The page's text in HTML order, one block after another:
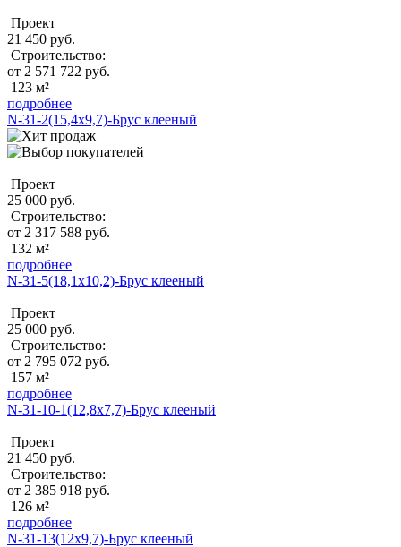
Проект
21 450 руб.
Строительство:
от 2 571 722 руб.
123 м²
подробнее
N-31-2(15,4х9,7)-Брус клееный
Проект
25 000 руб.
Строительство:
от 2 317 588 руб.
132 м²
подробнее
N-31-5(18,1х10,2)-Брус клееный
Проект
25 000 руб.
Строительство:
от 2 795 072 руб.
157 м²
подробнее
N-31-10-1(12,8х7,7)-Брус клееный
Проект
21 450 руб.
Строительство:
от 2 385 918 руб.
126 м²
подробнее
N-31-13(12х9,7)-Брус клееный